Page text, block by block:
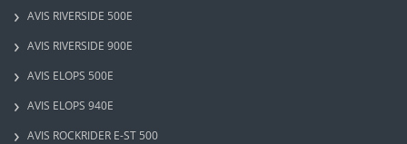
AVIS RIVERSIDE 500E
AVIS RIVERSIDE 900E
AVIS ELOPS 500E
AVIS ELOPS 940E
AVIS ROCKRIDER E-ST 500